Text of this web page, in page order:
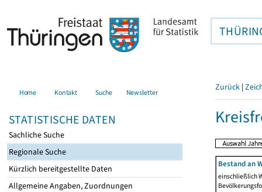
Home Kontakt Suche Newsletter
STATISTISCHE DATEN
Sachliche Suche
Regionale Suche
Kürzlich bereitgestellte Daten
Allgemeine Angaben, Zuordnungen
Zurück |
Bestand an
einschließlich